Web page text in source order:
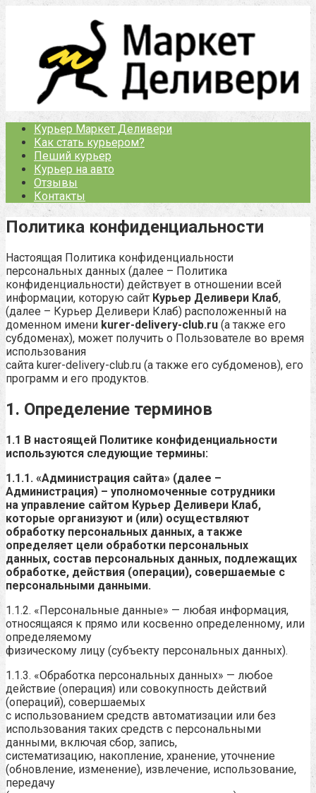
Курьер Маркет Деливери
Как стать курьером?
Пеший курьер
Курьер на авто
Отзывы
Контакты
Политика конфиденциальности
Настоящая Политика конфиденциальности
персональных данных (далее – Политика
конфиденциальности) действует в отношении всей
информации, которую сайт Курьер Деливери Клаб,
(далее – Курьер Деливери Клаб) расположенный на
доменном имени kurer-delivery-club.ru (а также его
субдоменах), может получить о Пользователе во время
использования
сайта kurer-delivery-club.ru (а также его субдоменов), его
программ и его продуктов.
1. Определение терминов
1.1 В настоящей Политике конфиденциальности
используются следующие термины:
1.1.1. «Администрация сайта» (далее –
Администрация) – уполномоченные сотрудники
на управление сайтом Курьер Деливери Клаб,
которые организуют и (или) осуществляют
обработку персональных данных, а также
определяет цели обработки персональных
данных, состав персональных данных, подлежащих
обработке, действия (операции), совершаемые с
персональными данными.
1.1.2. «Персональные данные» — любая информация,
относящаяся к прямо или косвенно определенному, или
определяемому
физическому лицу (субъекту персональных данных).
1.1.3. «Обработка персональных данных» — любое
действие (операция) или совокупность действий
(операций), совершаемых
с использованием средств автоматизации или без
использования таких средств с персональными
данными, включая сбор, запись,
систематизацию, накопление, хранение, уточнение
(обновление, изменение), извлечение, использование,
передачу